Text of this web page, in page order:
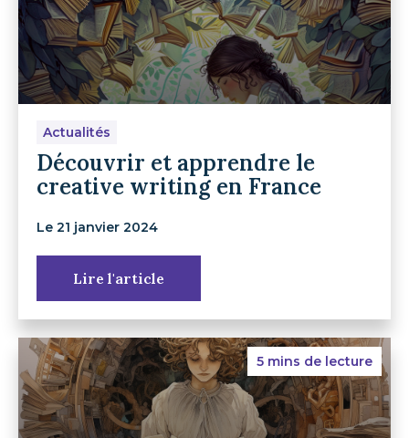
Actualités
Découvrir et apprendre le
creative writing en France
Le 21 janvier 2024
Lire l'article
5 mins de lecture